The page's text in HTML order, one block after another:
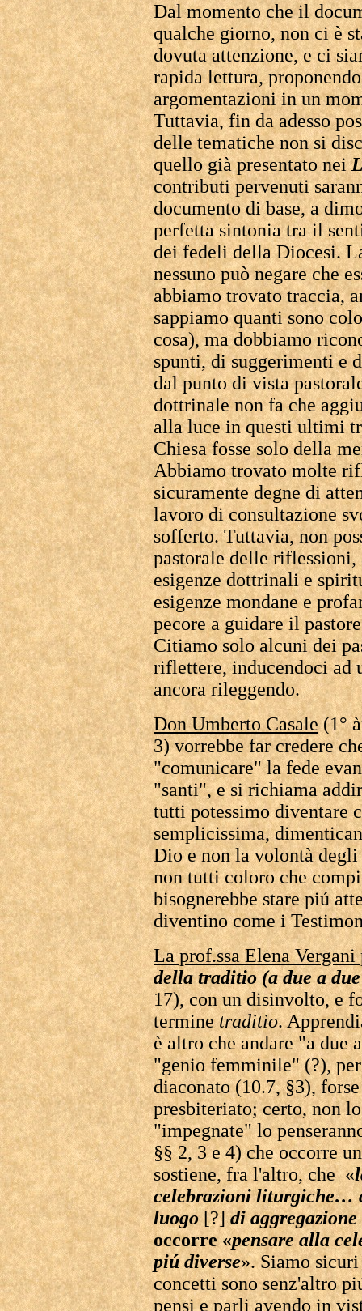
Dal momento che il
qualche giorno, non ci è
dovuta attenzione, e ci
rapida lettura,
argomentazioni in un
Tuttavia, fin da adesso
delle tematiche non si
quello già presentato nei
contributi pervenuti
documento di base, a
perfetta sintonia tra il
dei fedeli della Diocesi.
nessuno può negare che
abbiamo trovato traccia,
sappiamo quanti sono
cosa), ma dobbiamo
spunti, di suggerimenti e
dal punto di vista
dottrinale non fa che
alla luce in questi ultimi
Chiesa fosse solo della
Abbiamo trovato molte
sicuramente degne di
lavoro di consultazione
sofferto. Tuttavia, non
pastorale delle riflessioni,
esigenze dottrinali e
esigenze mondane e
pecore a guidare il
Citiamo solo alcuni dei
riflettere, inducendoci ad
ancora rileggendo.
Don Umberto Casale(1°
3) vorrebbe far credere
"comunicare" la fede
"santi", e si richiama
tutti potessimo diventare
semplicissima,
Dio e non la volontà
non tutti coloro che
bisognerebbe stare piú
diventino come i
La prof.ssa Elena Vergani
della traditio (a due a
17), con un disinvolto, e
terminetraditio.
è altro che andare "a due
"genio femminile" (?),
diaconato (10.7, §3),
presbiteriato; certo, non
"impegnate" lo
§§ 2, 3 e 4) che occorre
sostiene, fra l'altro, che «
celebrazioni liturgiche…
luogo[?]di
occorre «pensare alla
piú diverse». Siamo
concetti sono senz'altro
pensi e parli avendo in